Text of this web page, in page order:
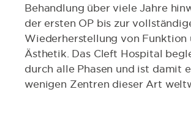
Behandlung über viele Jahre
der ersten OP bis zur
Wiederherstellung von Funktion
Ästhetik. Das Cleft Hospital
durch alle Phasen und ist damit
wenigen Zentren dieser Art